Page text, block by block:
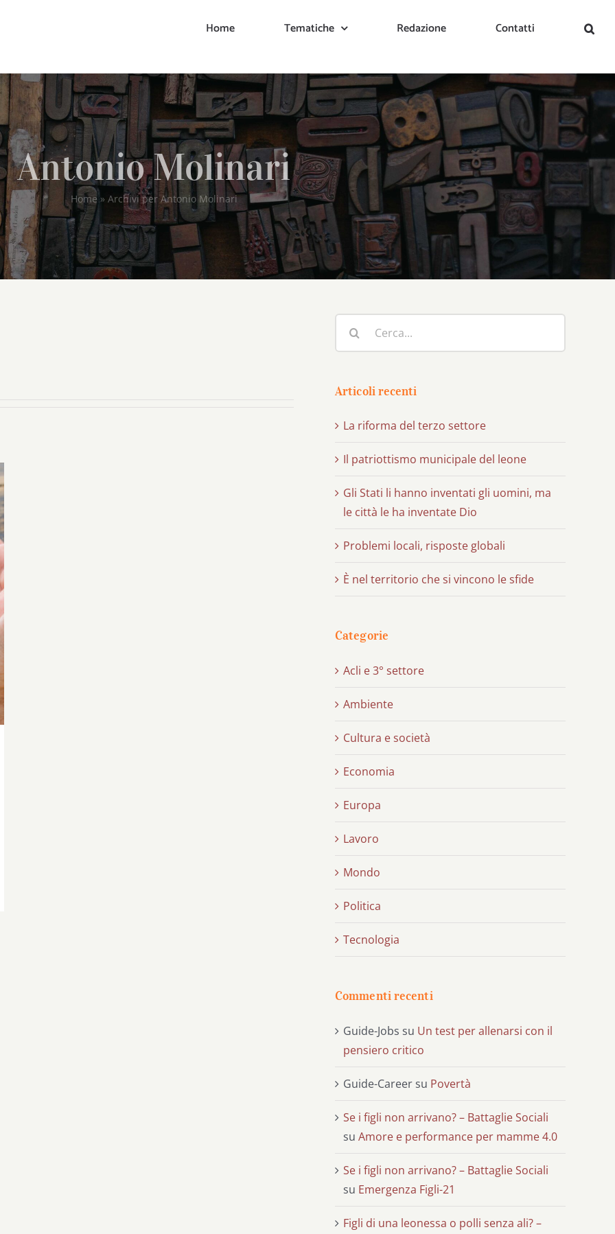
Home Tematiche Redazione Contatti
Antonio Molinari
Home » Archivi per Antonio Molinari
per:
Articoli recenti
La riforma del terzo settore
Il patriottismo municipale del leone
Gli Stati li hanno inventati gli uomini, ma
le città le ha inventate Dio
Problemi locali, risposte globali
È nel territorio che si vincono le sfide
Categorie
Acli e 3° settore
Ambiente
Cultura e società
Economia
Europa
Lavoro
Mondo
Politica
Tecnologia
Commenti recenti
Guide-Jobs su Un test per allenarsi con il
pensiero critico
Guide-Career su Povertà
Se i figli non arrivano? – Battaglie Sociali
su Amore e performance per mamme 4.0
Se i figli non arrivano? – Battaglie Sociali
su Emergenza Figli-21
Figli di una leonessa o polli senza ali? –